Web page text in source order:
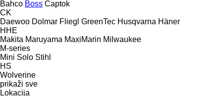
Bahco Boss Captok
CK
Daewoo Dolmar Fliegl GreenTec Husqvarna Häner
HHE
Makita Maruyama MaxiMarin Milwaukee
M-series
Mini Solo Stihl
HS
Wolverine
prikaži sve
Lokacija